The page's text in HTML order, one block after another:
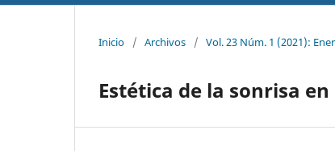
Inicio / Archivos / Vol. 23 Núm. 1 (2021):
Estética de la sonrisa